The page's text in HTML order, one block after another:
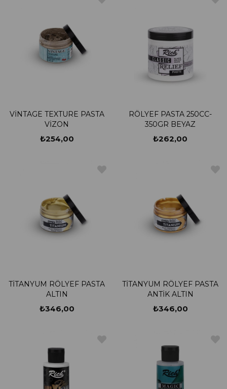
VİNTAGE TEXTURE PASTA
VİZON
₺254,00
RÖLYEF PASTA 250CC-
350GR BEYAZ
₺262,00
TİTANYUM RÖLYEF PASTA
ALTIN
₺346,00
TİTANYUM RÖLYEF PASTA
ANTİK ALTIN
₺346,00